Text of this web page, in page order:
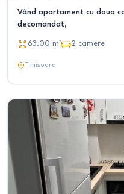
Vând apartament cu doua
decomandat,
63.00 m² 2 camere
Timișoara